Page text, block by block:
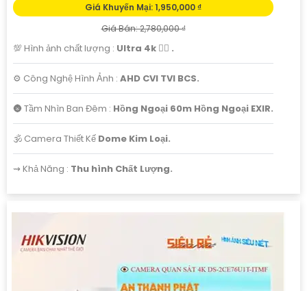
Giá Khuyến Mại: 1,950,000 ₫
Giá Bán: 2,780,000 ₫
💯 Hình ảnh chất lượng : Ultra 4k 👍🏾 .
⚙ Công Nghệ Hình Ảnh : AHD CVI TVI BCS.
🌚 Tầm Nhìn Ban Đêm : Hồng Ngoại 60m Hồng Ngoại EXIR.
🕉️ Camera Thiết Kế Dome Kim Loại.
️⇝ Khả Năng : Thu hình Chất Lượng.